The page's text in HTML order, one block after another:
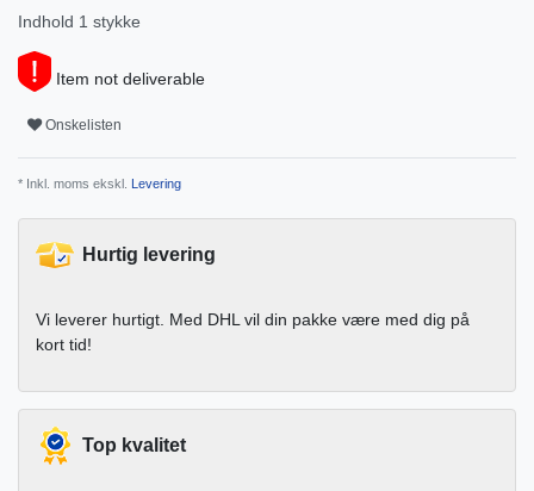
Indhold 1 stykke
Item not deliverable
Onskelisten
* Inkl. moms ekskl. Levering
Hurtig levering
Vi leverer hurtigt. Med DHL vil din pakke være med dig på
kort tid!
Top kvalitet